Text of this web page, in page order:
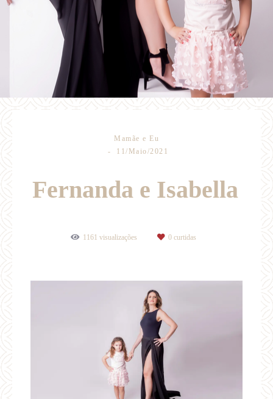
Mamãe e Eu
11/Maio/2021
Fernanda e Isabella
1161 visualizações 0 curtidas